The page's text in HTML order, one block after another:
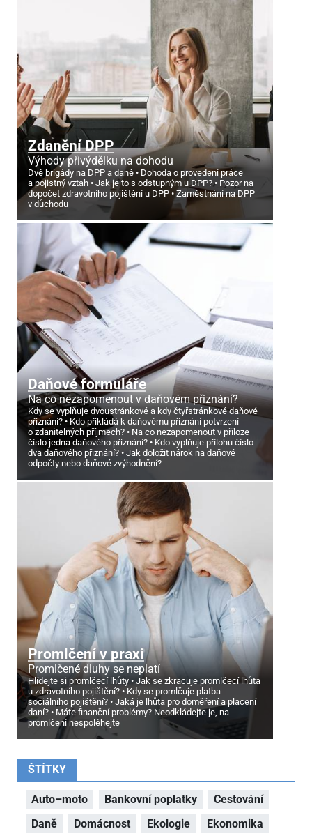
Zdanění DPP
Výhody přivýdělku na dohodu
Dvě brigády na DPP a daně
Dohoda o provedení práce
a pojistný vztah
Jak je to s odstupným u DPP?
Pozor na
dopočet zdravotního pojištění u DPP
Zaměstnání na DPP
v důchodu
Daňové formuláře
Na co nezapomenout v daňovém přiznání?
Kdy se vyplňuje dvoustránkové a kdy čtyřstránkové daňové
přiznání?
Kdo přikládá k daňovému přiznání potvrzení
o zdanitelných příjmech?
Na co nezapomenout v příloze
číslo jedna daňového přiznání?
Kdo vyplňuje přílohu číslo
dva daňového přiznání?
Jak doložit nárok na daňové
odpočty nebo daňové zvýhodnění?
Promlčení v praxi
Promlčené dluhy se neplatí
Hlídejte si promlčecí lhůty
Jak se zkracuje promlčecí lhůta
u zdravotního pojištění?
Kdy se promlčuje platba
sociálního pojištění?
Jaká je lhůta pro doměření a placení
daní?
Máte finanční problémy? Neodkládejte je, na
promlčení nespoléhejte
ŠTÍTKY
Auto–moto Bankovní poplatky
Cestování
Daně
Domácnost Ekologie Ekonomika